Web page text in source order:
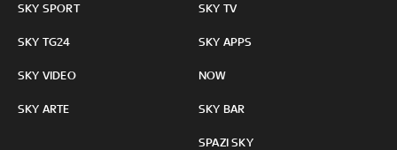
SKY SPORT
SKY TG24
SKY VIDEO
SKY ARTE
SKY TV
SKY APPS
NOW
SKY BAR
SPAZI SKY